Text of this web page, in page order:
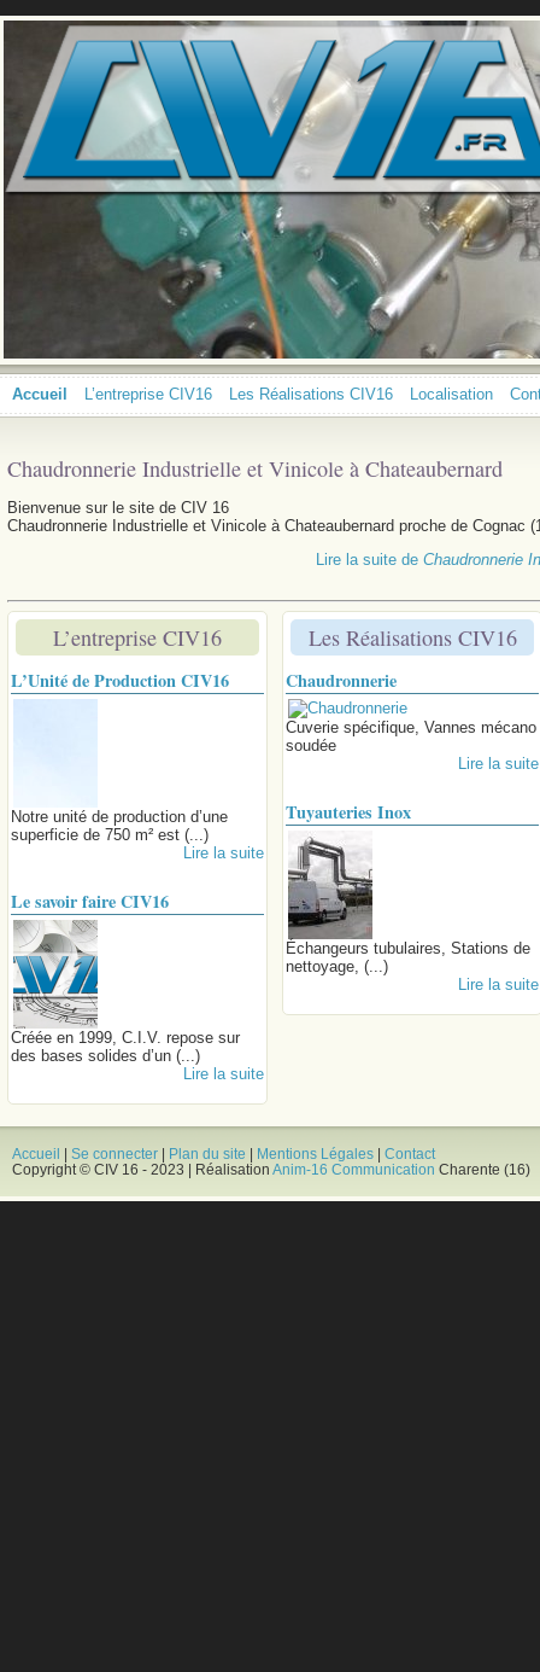
Accueil L’entreprise CIV16 Les Réalisations CIV16 Localisation
Chaudronnerie Industrielle et Vinicole à Chateaubernard
Bienvenue sur le site de CIV 16
Chaudronnerie Industrielle et Vinicole à Chateaubernard proche de Cognac
Lire la suite deChaudronnerie
L’entreprise CIV16
L’Unité de Production CIV16
Notre unité de production d’une
superficie de 750 m² est (...)
Lire la suite
Le savoir faire CIV16
Créée en 1999, C.I.V. repose sur
des bases solides d’un (...)
Lire la suite
Les Réalisations CIV16
Chaudronnerie
Cuverie spécifique, Vannes mécano
soudée
Lire la suite
Tuyauteries Inox
Échangeurs tubulaires, Stations de
nettoyage, (...)
Lire la suite
Accueil Se connecter Plan du site Mentions Légales
Contact
Copyright © CIV 16 - 2023 | Réalisation Anim-16 Communication Charente (16)